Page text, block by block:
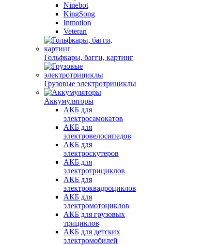
Ninebot
KingSong
Inmotion
Veteran
Гольфкары, багги, картинг
Грузовые электротрициклы
Аккумуляторы
АКБ для
электросамокатов
АКБ для
электровелосипедов
АКБ для
электроскутеров
АКБ для
электротрициклов
АКБ для
электроквадроциклов
АКБ для
электромотоциклов
АКБ для грузовых
трициклов
АКБ для детских
электромобилей